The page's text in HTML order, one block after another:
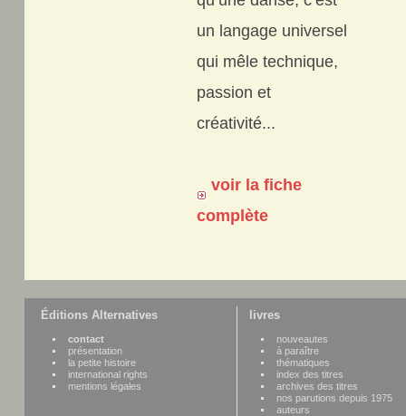
un langage universel
qui mêle technique,
passion et
créativité...
voir la fiche
complète
Éditions Alternatives
contact
présentation
la petite histoire
international rights
mentions légales
livres
nouveautes
à paraître
thématiques
index des titres
archives des titres
nos parutions depuis 1975
auteurs